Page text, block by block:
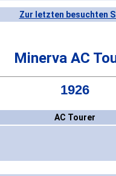
Zur letzten besuchten
Minerva AC
1926
AC Tourer